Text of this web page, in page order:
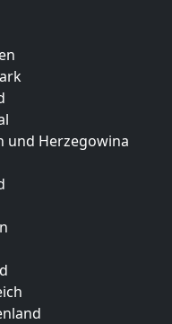
und Herzegowina